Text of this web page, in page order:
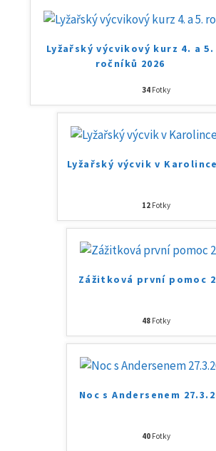
Lyžařský výcvikový kurz 4. a 5.
ročníků 2026
34 Fotky
Lyžařský výcvik v
12 Fotky
Zážitková první pomoc
48 Fotky
Noc s Andersenem
40 Fotky